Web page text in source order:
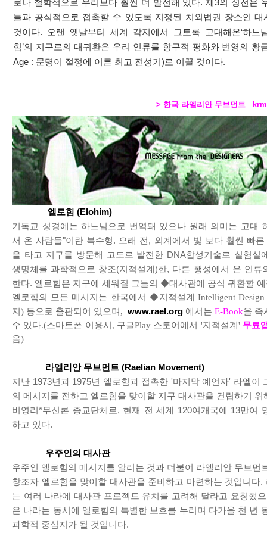
로나 철학적으로 우리보다 훨씬 더 발전해 있다. 제3의 성전은
들과 공식적으로 접촉할 수 있도록 지정된 치외법권 장소인 대
것이다. 오랜 옛날부터 세계 각지에서 그토록 고대해온‘하느
힘’의 지구로의 대귀환은 우리 인류를 항구적 평화와 번영의 황
Age : 문명이 절정에 이른 최고 전성기)로 이끌 것이다.
> 한국 라엘리안 무브먼트
엘로힘 (Elohim)
기독교 성경에는 하느님으로 번역돼 있으나 원래 의미는 고대
서 온 사람들"이란 복수형. 오래 전, 외계에서 빛 보다 훨씬 빠
을 타고 지구를 방문해 고도로 발전한 DNA합성기술로 실험실
생명체를 과학적으로 창조(지적설계)한, 다른 행성에서 온 인류
한다. 엘로힘은 지구에 세워질 그들의 ◆대사관에 공식 귀환할
엘로힘의 모든 메시지는 한국에서 ◆지적설계 Intelligent
지) 등으로 출판되어 있으며, www.rael.org 에서는 E-Book을 즉
수 있다.(스마트폰 이용시, 구글Play 스토어에서 '지적설계' 무료
음)
라엘리안 무브먼트 (Raelian Movement)
지난 1973년과 1975년 엘로힘과 접촉한 '마지막 예언자' 라엘이
의 메시지를 전하고 엘로힘을 맞이할 지구 대사관을 건립하기 위
비영리*무신론 종교단체로, 현재 전 세계 120여개국에 13만여
하고 있다.
우주인의 대사관
우주인 엘로힘의 메시지를 알리는 것과 더불어 라엘리안 무브먼
창조자 엘로힘을 맞이할 대사관을 준비하고 마련하는 것입니다.
는 여러 나라에 대사관 프로젝트 유치를 고려해 달라고 요청했
은 나라는 동시에 엘로힘의 특별한 보호를 누리며 다가올 천 년
과학적 중심지가 될 것입니다.